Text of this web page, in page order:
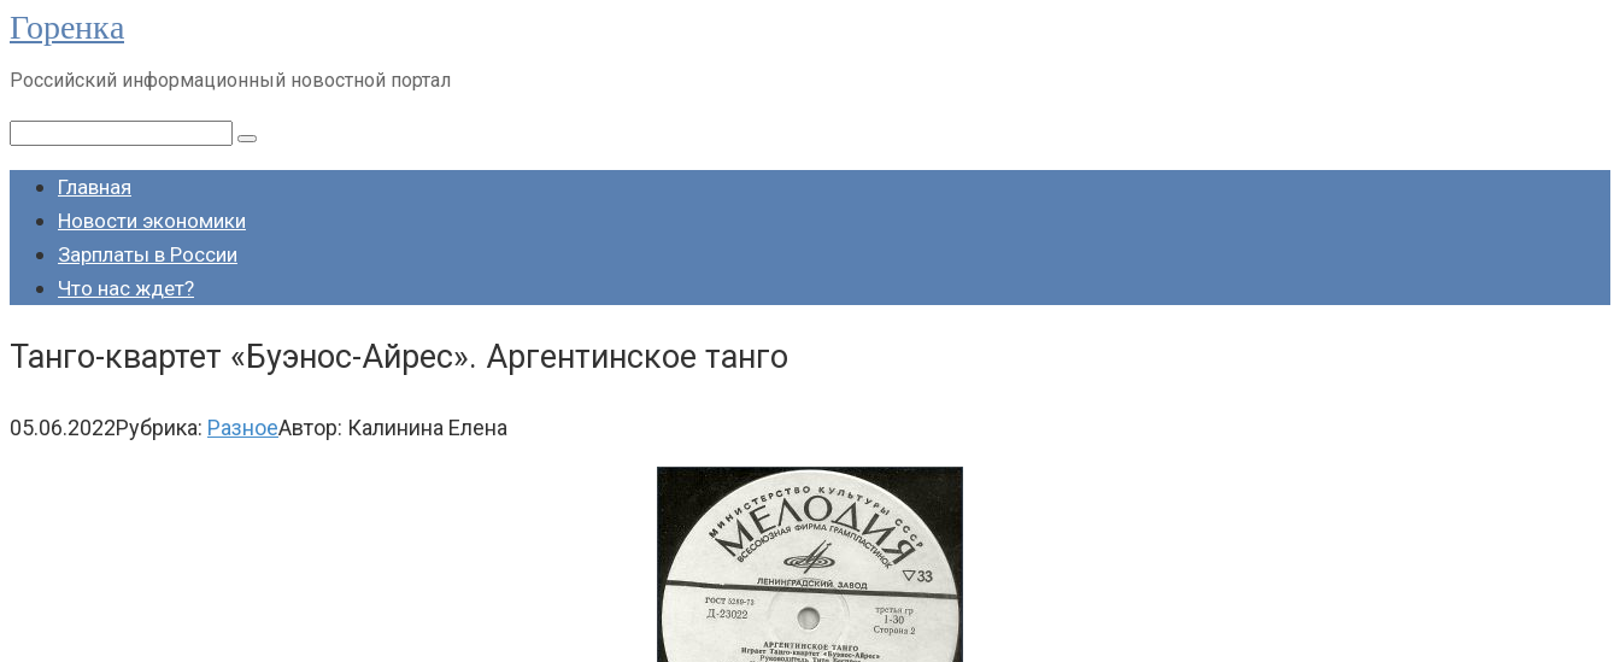
Перейти
контенту
Горенка
Российский информационный новостной портал
Поиск:
Главная
Новости экономики
Зарплаты в России
Что нас ждет?
Танго-квартет «Буэнос-Айрес». Аргентинское танго
05.06.2022Рубрика: РазноеАвтор: Калинина Елена